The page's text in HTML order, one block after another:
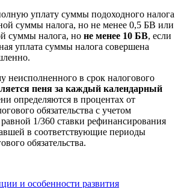
уплату суммы подоходного налога
суммы налога, но не менее 0,5 БВ или
суммы налога, но не менее 10 БВ, если
уплата суммы налога совершена
неисполненного в срок налогового
пеня за каждый календарный
определяются в процентах от
обязательства с учетом
1/360 ставки рефинансирования
в соответствующие периоды
обязательства.
и особенности развития